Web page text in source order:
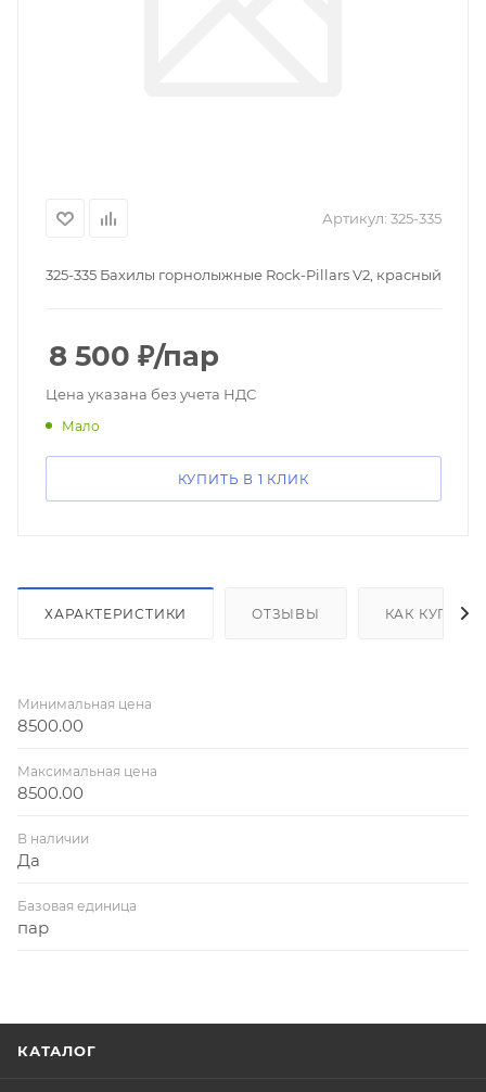
Артикул: 325-335
325-335 Бахилы горнолыжные Rock-Pillars V2, красный
8 500 ₽/пар
Цена указана без учета НДС
Мало
КУПИТЬ В 1 КЛИК
ХАРАКТЕРИСТИКИ ОТЗЫВЫ КАК КУПИТЬ
Минимальная цена
8500.00
Максимальная цена
8500.00
В наличии
Да
Базовая единица
пар
КАТАЛОГ